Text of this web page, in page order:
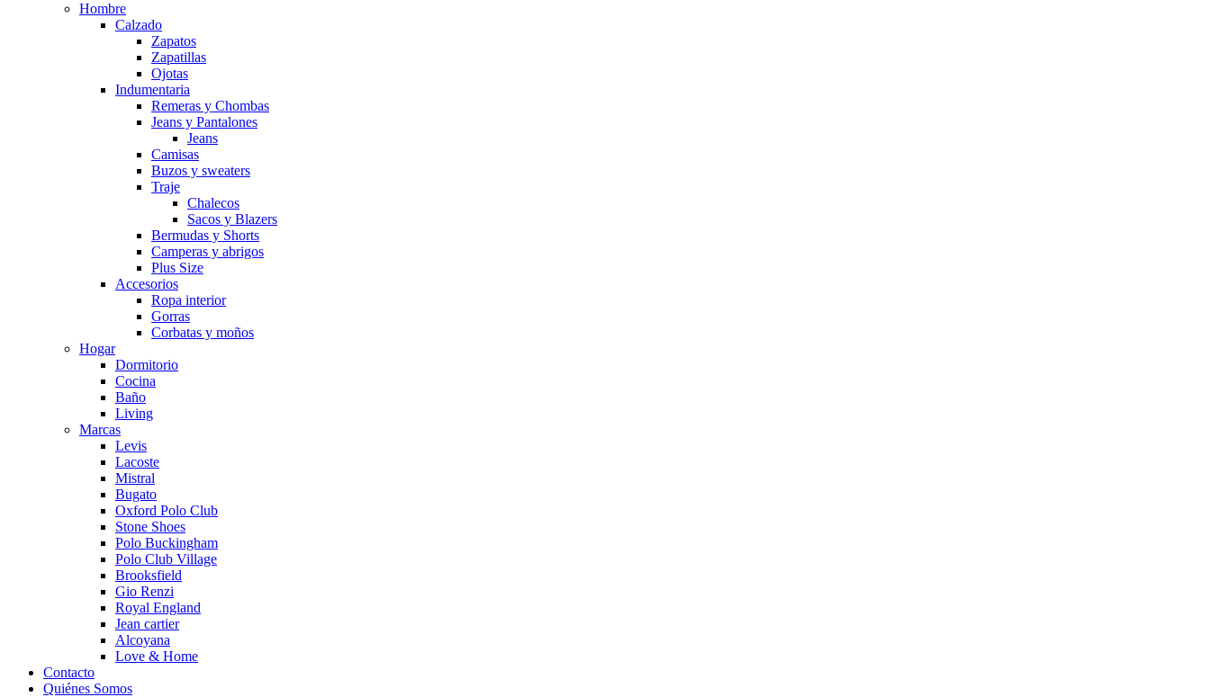
Hombre
Calzado
Zapatos
Zapatillas
Ojotas
Indumentaria
Remeras y Chombas
Jeans y Pantalones
Jeans
Camisas
Buzos y sweaters
Traje
Chalecos
Sacos y Blazers
Bermudas y Shorts
Camperas y abrigos
Plus Size
Accesorios
Ropa interior
Gorras
Corbatas y moños
Hogar
Dormitorio
Cocina
Baño
Living
Marcas
Levis
Lacoste
Mistral
Bugato
Oxford Polo Club
Stone Shoes
Polo Buckingham
Polo Club Village
Brooksfield
Gio Renzi
Royal England
Jean cartier
Alcoyana
Love & Home
Contacto
Quiénes Somos